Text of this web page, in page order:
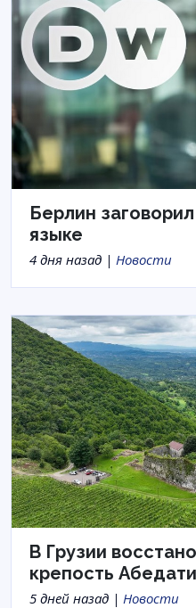
Берлин
языке
4 дня назад | Новости
В Грузии
крепость Абедати
5 дней назад | Новости